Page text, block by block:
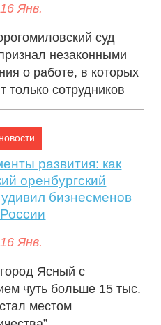
Янв.
суд
незаконными
о работе, в которых
только сотрудников
внешности. Это
на...
развития: как
оренбургский
удивил бизнесменов
Янв.
Ясный с
чуть больше 15 тыс.
местом